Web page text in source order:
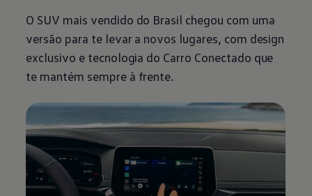
O SUV mais vendido do Brasil chegou com uma
versão para te levar a novos lugares, com design
exclusivo e tecnologia do Carro Conectado que
te mantém sempre à frente.